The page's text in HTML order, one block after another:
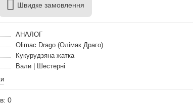
Швидке замовлення
АНАЛОГ
Olimac Drago (Олімак Драго)
Кукурудзяна жатка
Вали | Шестерні
0